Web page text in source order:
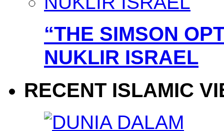
“THE SIMSON
NUKLIR ISRAEL
RECENT ISLAMIC